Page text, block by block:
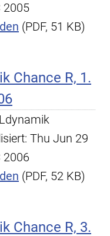
2005
(PDF, 51 KB)
Chance R, 1.
Thu Jun 29
2006
(PDF, 52 KB)
Chance R, 3.